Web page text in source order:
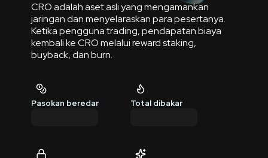
CRO adalah aset asli yang mengamankan
jaringan dan menyelaraskan para pesertanya.
Ketika pengguna trading, pendapatan biaya
kembali ke CRO melalui reward staking,
buyback, dan burn.
Pasokan beredar Total dibakar